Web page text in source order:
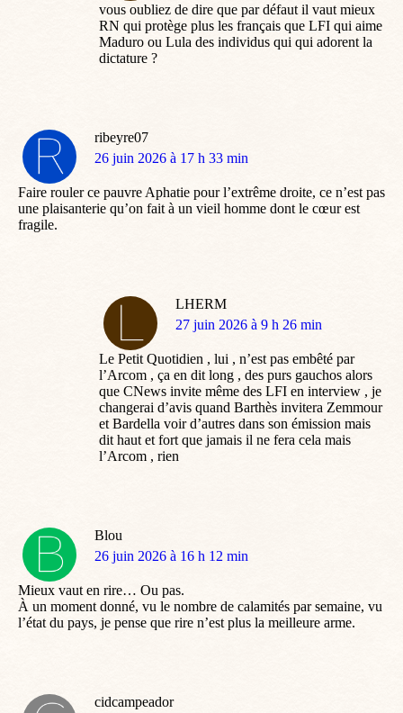
vous oubliez de dire que par défaut il vaut mieux
RN qui protège plus les français que LFI qui aime
Maduro ou Lula des individus qui qui adorent la
dictature ?
ribeyre07
dit
26 juin 2026 à 17 h 33 min
Faire rouler ce pauvre Aphatie pour l’extrême droite, ce n’est pas
une plaisanterie qu’on fait à un vieil homme dont le cœur est
fragile.
LHERM
dit
27 juin 2026 à 9 h 26 min
Le Petit Quotidien , lui , n’est pas embêté par
l’Arcom , ça en dit long , des purs gauchos alors
que CNews invite même des LFI en interview , je
changerai d’avis quand Barthès invitera Zemmour
et Bardella voir d’autres dans son émission mais
dit haut et fort que jamais il ne fera cela mais
l’Arcom , rien
Blou
dit
26 juin 2026 à 16 h 12 min
Mieux vaut en rire… Ou pas.
À un moment donné, vu le nombre de calamités par semaine, vu
l’état du pays, je pense que rire n’est plus la meilleure arme.
cidcampeador